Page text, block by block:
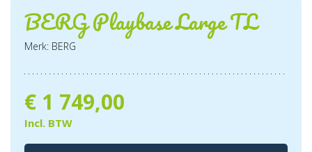
BERG Playbase Large TL
Merk: BERG
€ 1 749,00
Incl. BTW